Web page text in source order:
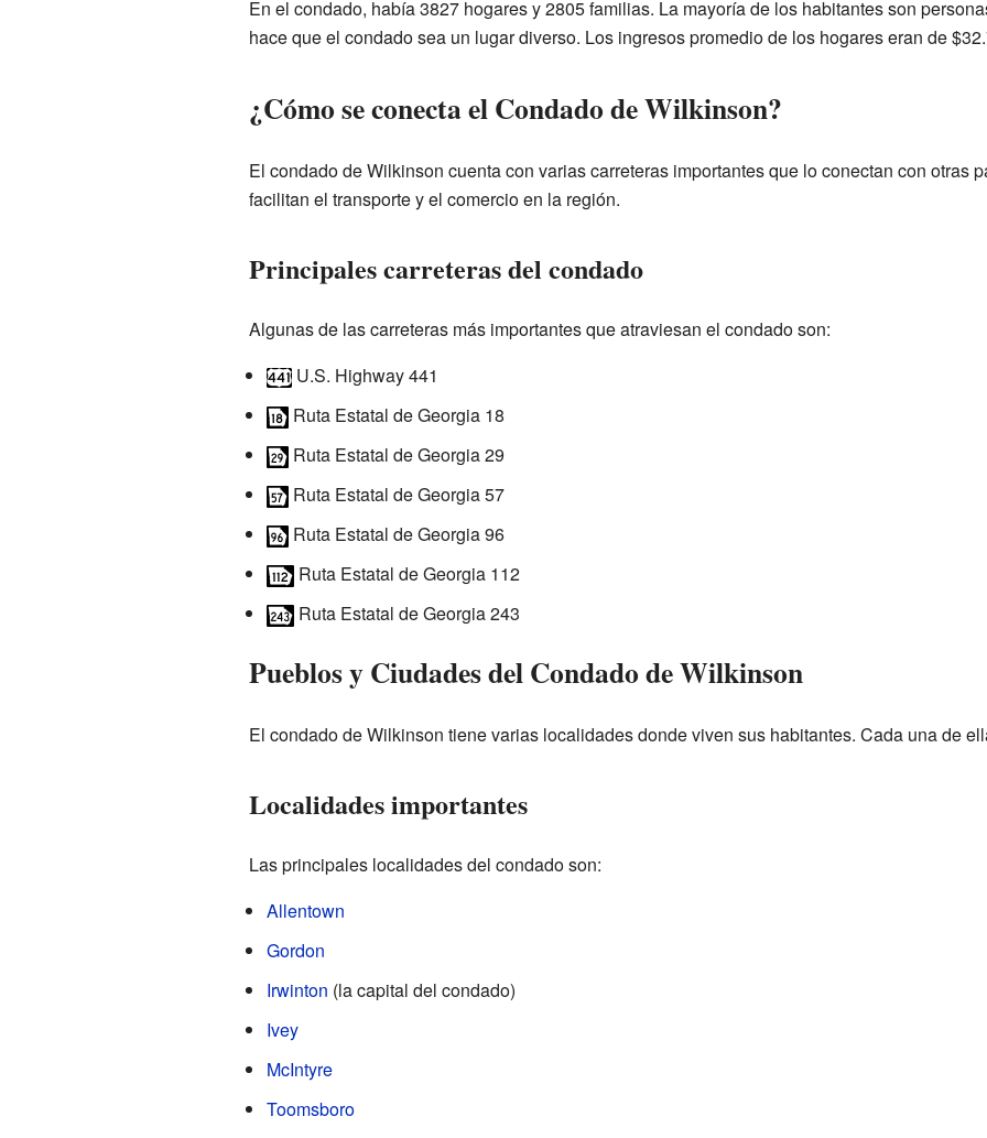
En el condado, había 3827 hogares y 2805 familias. La mayoría de los habitantes son
hace que el condado sea un lugar diverso. Los ingresos promedio de los hogares eran de
¿Cómo se conecta el Condado de Wilkinson?
El condado de Wilkinson cuenta con varias carreteras importantes que lo conectan con otras
facilitan el transporte y el comercio en la región.
Principales carreteras del condado
Algunas de las carreteras más importantes que atraviesan el condado son:
U.S. Highway 441
Ruta Estatal de Georgia 18
Ruta Estatal de Georgia 29
Ruta Estatal de Georgia 57
Ruta Estatal de Georgia 96
Ruta Estatal de Georgia 112
Ruta Estatal de Georgia 243
Pueblos y Ciudades del Condado de Wilkinson
El condado de Wilkinson tiene varias localidades donde viven sus habitantes. Cada una de
Localidades importantes
Las principales localidades del condado son:
Allentown
Gordon
Irwinton (la capital del condado)
Ivey
McIntyre
Toomsboro